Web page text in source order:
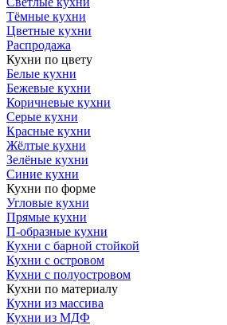
Тёмные кухни
Цветные кухни
Распродажа
Кухни по цвету
Белые кухни
Бежевые кухни
Коричневые кухни
Серые кухни
Красные кухни
Жёлтые кухни
Зелёные кухни
Синие кухни
Кухни по форме
Угловые кухни
Прямые кухни
П-образные кухни
Кухни с барной стойкой
Кухни с островом
Кухни с полуостровом
Кухни по материалу
Кухни из массива
Кухни из МДФ